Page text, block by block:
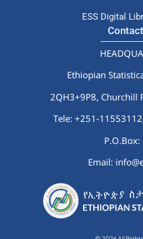
ESS Digital
Ethiopian
2QH3+9P8, Churchill
Tele: +251-
Email: